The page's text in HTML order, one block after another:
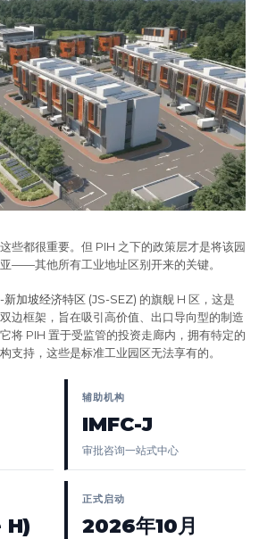
些都很重要。但 PIH 之下的政策层才是将该园
——其他所有工业地址区别开来的关键。
新加坡经济特区 (JS-SEZ) 的旗舰 H 区，这是
边框架，旨在吸引高价值、出口导向型的制造
将 PIH 置于受监管的投资走廊内，拥有特定的
支持，这些是标准工业园区无法享有的。
辅助机构
IMFC-J
审批咨询一站式中心
H)
正式启动
2026年10月